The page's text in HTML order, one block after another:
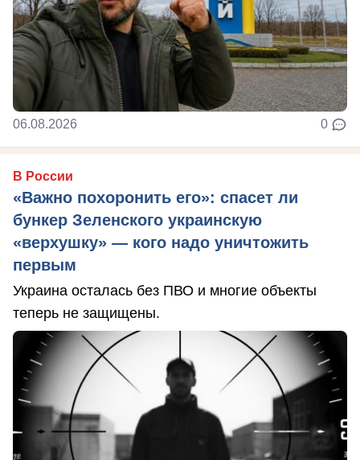
06.08.2026 0
В России
«Важно похоронить его»: спасет ли
бункер Зеленского украинскую
«верхушку» — кого надо уничтожить
первым
Украина осталась без ПВО и многие объекты
теперь не защищены.